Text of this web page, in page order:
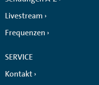
Livestream
Frequenzen
SERVICE
Kontakt